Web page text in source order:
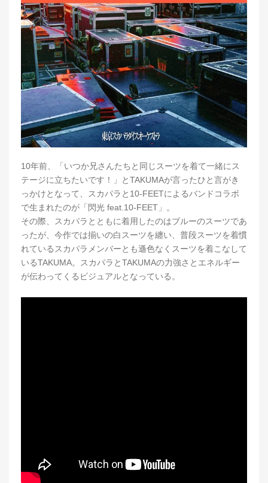
10年前、「いつか兄さんたちと同じスーツを着て一緒にス
テージに立ちたいです！」とTAKUMAが言ったひと言がき
っかけとなって、スカパラと10-FEETによるバンドコラボ
で生まれたのが「閃光 feat.10-FEET」。
その際、スカパラとともに着用したのはブルーのスーツであ
ったが、今作では揃いの白スーツを纏い、普段スーツを着慣
れているスカパラメンバーとも遜色なくスーツを着こなして
いるTAKUMA。スカパラとTAKUMAの力強さとエネルギー
が伝わってくるビジュアルとなっている。